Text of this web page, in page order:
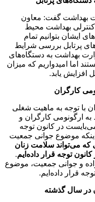
بهداشت گفت: معاون
بهداشت محیط
ایشان بتوانیم تمام
پرتابل بررسی شرایط
بهداشت به دستگاه‌های
اما امیدواریم که میزان
افزایش یابد.
کارگران
با توجه به ماهیت شغلی
به ارگونومی کارگران و
در کانون توجه
اینکه موضوع جوانی جمعیت
که می‌تواند سلامت زنان
توجه قرار داده‌ایم.
از خانواده و جوانی جمعیت، موضوع
قرار داده‌ایم.
در سال گذشته